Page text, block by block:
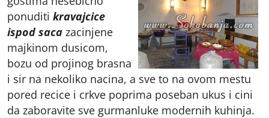
ponuditi kravajcice
ispod saca zacinjene
majkinom dusicom,
bozu od projinog brasna
i sir na nekoliko nacina, a sve to na ovom mestu
pored recice i crkve poprima poseban ukus i cini
da zaboravite sve gurmanluke modernih kuhinja.